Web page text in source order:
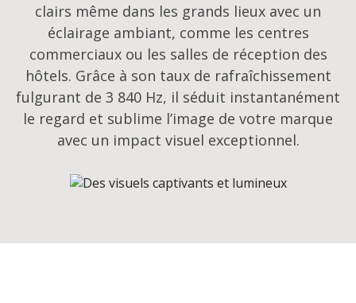
clairs même dans les grands lieux avec un
éclairage ambiant, comme les centres
commerciaux ou les salles de réception des
hôtels. Grâce à son taux de rafraîchissement
fulgurant de 3 840 Hz, il séduit instantanément
le regard et sublime l’image de votre marque
avec un impact visuel exceptionnel.